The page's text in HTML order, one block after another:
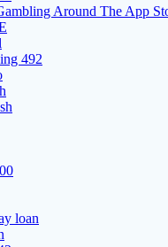
Around The App
492
loan